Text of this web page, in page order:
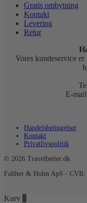
Gratis ombytning
Kontakt
Levering
Retur
Vores kundeservice
E-
Handelsbetingelser
Kontakt
Privatlivspolitik
© 2026 Travelbetter.dk
Falther & Holm ApS - CVR:
Kurv